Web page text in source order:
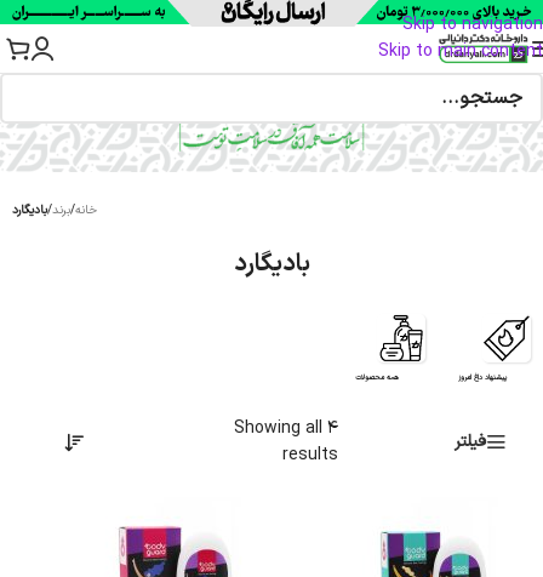
Skip to navigation
Skip to main content
بادیگارد
خانه/برند/بادیگارد
پیشنهاد داغ امروز همه محصولات
فیلتر
Showing all 4
results